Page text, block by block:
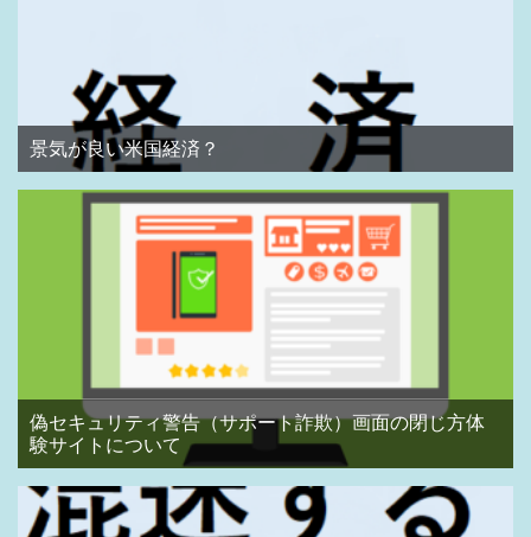
景気が良い米国経済？
偽セキュリティ警告（サポート詐欺）画面の閉じ方体
験サイトについて